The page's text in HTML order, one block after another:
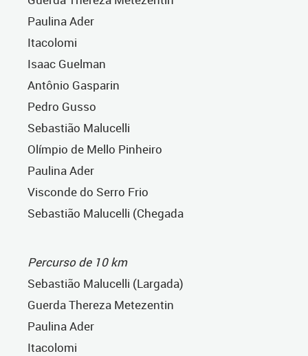
Paulina Ader
Itacolomi
Isaac Guelman
Antônio Gasparin
Pedro Gusso
Sebastião Malucelli
Olímpio de Mello Pinheiro
Paulina Ader
Visconde do Serro Frio
Sebastião Malucelli (Chegada
Percurso de 10 km
Sebastião Malucelli (Largada)
Guerda Thereza Metezentin
Paulina Ader
Itacolomi